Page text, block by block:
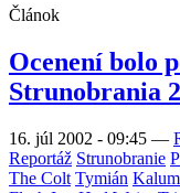
Článok
Ocenení bolo
Strunobrania
16. júl 2002 - 09:45 —
Reportáž Strunobranie
The Colt Tymián